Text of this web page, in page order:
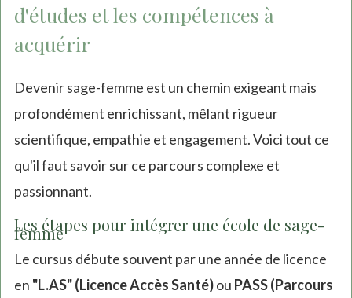
d'études et les compétences à
acquérir
Devenir sage-femme est un chemin exigeant mais
profondément enrichissant, mêlant rigueur
scientifique, empathie et engagement. Voici tout ce
qu'il faut savoir sur ce parcours complexe et
passionnant.
Les étapes pour intégrer une école de sage-
femme
Le cursus débute souvent par une année de licence
en "L.AS" (Licence Accès Santé)ou PASS (Parcours